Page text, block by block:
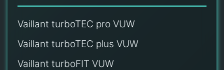
Vaillant turboTEC pro VUW
Vaillant turboTEC plus VUW
Vaillant turboFIT VUW